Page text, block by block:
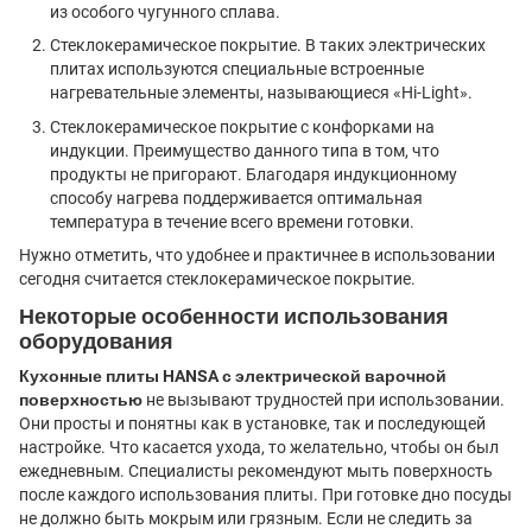
из особого чугунного сплава.
Стеклокерамическое покрытие. В таких электрических
плитах используются специальные встроенные
нагревательные элементы, называющиеся «Hi-Light».
Стеклокерамическое покрытие с конфорками на
индукции. Преимущество данного типа в том, что
продукты не пригорают. Благодаря индукционному
способу нагрева поддерживается оптимальная
температура в течение всего времени готовки.
Нужно отметить, что удобнее и практичнее в использовании
сегодня считается стеклокерамическое покрытие.
Некоторые особенности использования
оборудования
Кухонные плиты HANSA с электрической варочной
поверхностью не вызывают трудностей при использовании.
Они просты и понятны как в установке, так и последующей
настройке. Что касается ухода, то желательно, чтобы он был
ежедневным. Специалисты рекомендуют мыть поверхность
после каждого использования плиты. При готовке дно посуды
не должно быть мокрым или грязным. Если не следить за